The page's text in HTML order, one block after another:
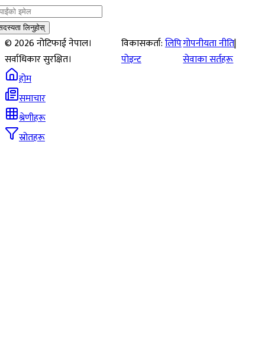
लिनुहोस्
©2026नोटिफाई नेपाल।
सर्वाधिकार सुरक्षित।
विकासकर्ता:लिपि
पोइन्ट
गोपनीयता नीति|
सेवाका सर्तहरू
होम
समाचार
श्रेणीहरू
स्रोतहरू